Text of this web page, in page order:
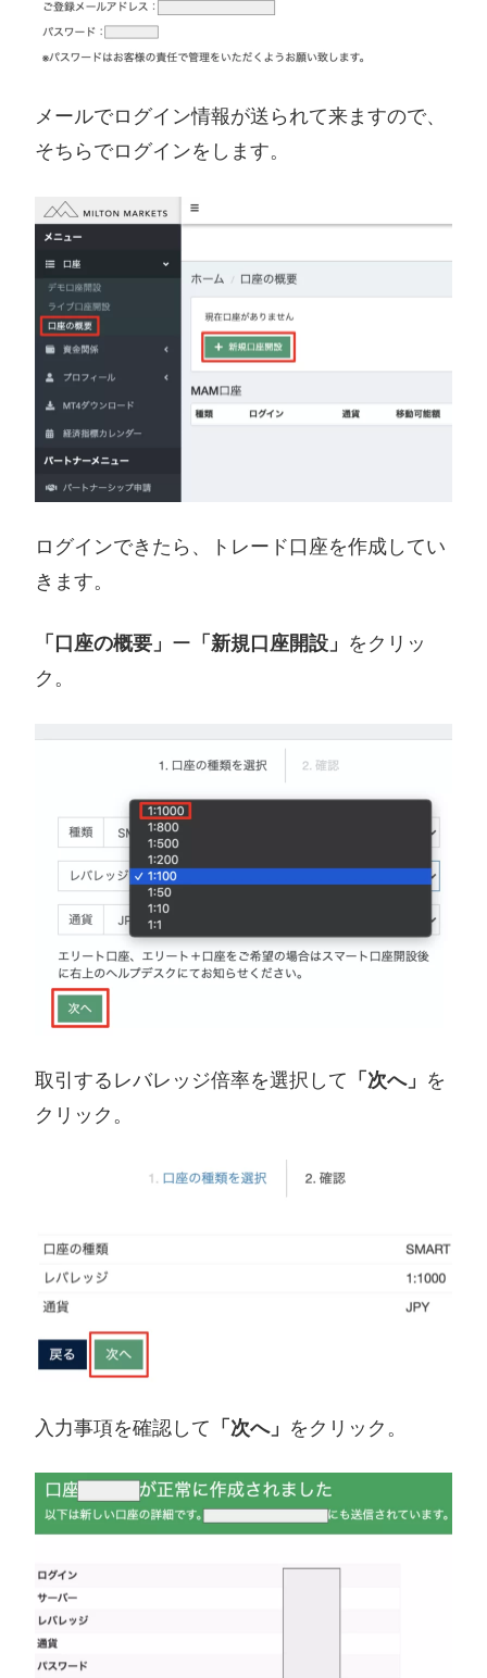
メールでログイン情報が送られて来ますので、
そちらでログインをします。
ログインできたら、トレード口座を作成してい
きます。
「口座の概要」 ー 「新規口座開設」 をクリッ
ク。
取引するレバレッジ倍率を選択して 「次へ」 を
クリック。
入力事項を確認して 「次へ」 をクリック。